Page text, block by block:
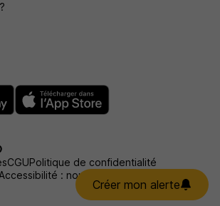
Créer mon alerte
CGUPolitique de confidentialité
: non conforme